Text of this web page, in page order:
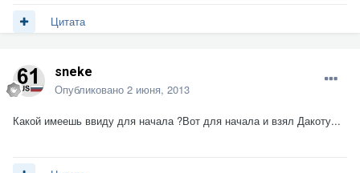
Цитата
sneke
Опубликовано 2 июня, 2013
Какой имеешь ввиду для начала ?Вот для начала и взял Дакоту...